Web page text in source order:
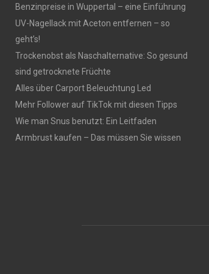
Benzinpreise in Wuppertal – eine Einführung
UV-Nagellack mit Aceton entfernen – so
geht’s!
Trockenobst als Naschalternative: So gesund
sind getrocknete Früchte
Alles über Carport Beleuchtung Led
Mehr Follower auf TikTok mit diesen Tipps
Wie man Snus benutzt: Ein Leitfaden
Armbrust kaufen – Das müssen Sie wissen